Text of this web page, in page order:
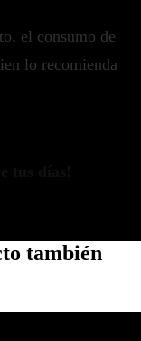
el consumo de
lo recomienda
también